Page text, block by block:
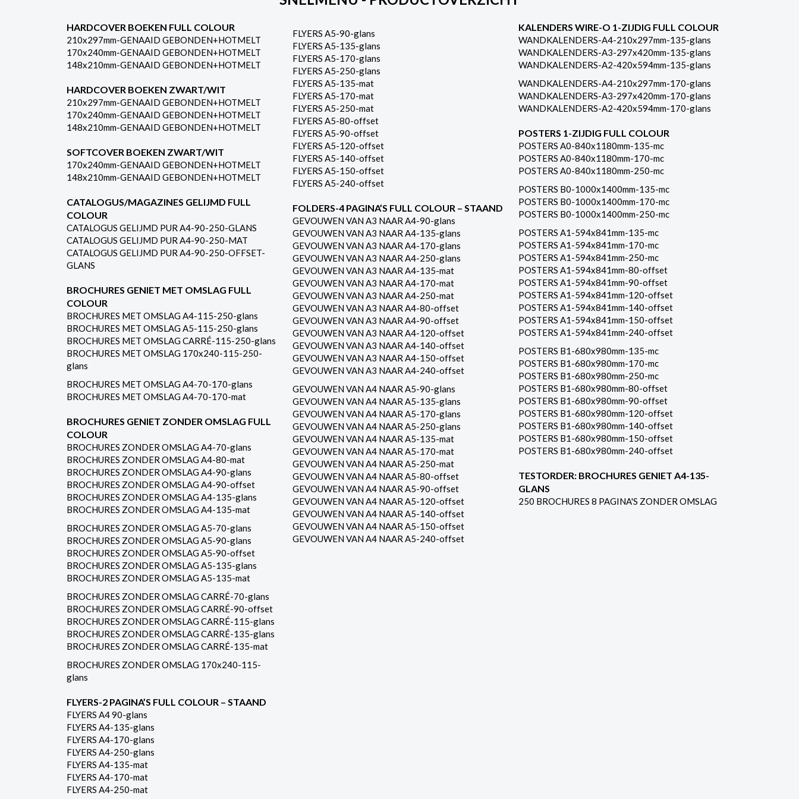
HARDCOVER BOEKEN FULL COLOUR
210x297mm-GENAAID GEBONDEN+HOTMELT
170x240mm-GENAAID GEBONDEN+HOTMELT
148x210mm-GENAAID GEBONDEN+HOTMELT
HARDCOVER BOEKEN ZWART/WIT
210x297mm-GENAAID GEBONDEN+HOTMELT
170x240mm-GENAAID GEBONDEN+HOTMELT
148x210mm-GENAAID GEBONDEN+HOTMELT
SOFTCOVER BOEKEN ZWART/WIT
170x240mm-GENAAID GEBONDEN+HOTMELT
148x210mm-GENAAID GEBONDEN+HOTMELT
CATALOGUS/MAGAZINES GELIJMD FULL
COLOUR
CATALOGUS GELIJMD PUR A4-90-250-GLANS
CATALOGUS GELIJMD PUR A4-90-250-MAT
CATALOGUS GELIJMD PUR A4-90-250-OFFSET-
GLANS
BROCHURES GENIET MET OMSLAG FULL
COLOUR
BROCHURES MET OMSLAG A4-115-250-glans
BROCHURES MET OMSLAG A5-115-250-glans
BROCHURES MET OMSLAG CARRÉ-115-250-glans
BROCHURES MET OMSLAG 170x240-115-250-
glans
BROCHURES MET OMSLAG A4-70-170-glans
BROCHURES MET OMSLAG A4-70-170-mat
BROCHURES GENIET ZONDER OMSLAG FULL
COLOUR
BROCHURES ZONDER OMSLAG A4-70-glans
BROCHURES ZONDER OMSLAG A4-80-mat
BROCHURES ZONDER OMSLAG A4-90-glans
BROCHURES ZONDER OMSLAG A4-90-offset
BROCHURES ZONDER OMSLAG A4-135-glans
BROCHURES ZONDER OMSLAG A4-135-mat
BROCHURES ZONDER OMSLAG A5-70-glans
BROCHURES ZONDER OMSLAG A5-90-glans
BROCHURES ZONDER OMSLAG A5-90-offset
BROCHURES ZONDER OMSLAG A5-135-glans
BROCHURES ZONDER OMSLAG A5-135-mat
BROCHURES ZONDER OMSLAG CARRÉ-70-glans
BROCHURES ZONDER OMSLAG CARRÉ-90-offset
BROCHURES ZONDER OMSLAG CARRÉ-115-glans
BROCHURES ZONDER OMSLAG CARRÉ-135-glans
BROCHURES ZONDER OMSLAG CARRÉ-135-mat
BROCHURES ZONDER OMSLAG 170x240-115-
glans
FLYERS-2 PAGINA’S FULL COLOUR – STAAND
FLYERS A4 90-glans
FLYERS A4-135-glans
FLYERS A4-170-glans
FLYERS A4-250-glans
FLYERS A4-135-mat
FLYERS A4-170-mat
FLYERS A4-250-mat
FLYERS A5-90-glans
FLYERS A5-135-glans
FLYERS A5-170-glans
FLYERS A5-250-glans
FLYERS A5-135-mat
FLYERS A5-170-mat
FLYERS A5-250-mat
FLYERS A5-80-offset
FLYERS A5-90-offset
FLYERS A5-120-offset
FLYERS A5-140-offset
FLYERS A5-150-offset
FLYERS A5-240-offset
FOLDERS-4 PAGINA’S FULL COLOUR – STAAND
GEVOUWEN VAN A3 NAAR A4-90-glans
GEVOUWEN VAN A3 NAAR A4-135-glans
GEVOUWEN VAN A3 NAAR A4-170-glans
GEVOUWEN VAN A3 NAAR A4-250-glans
GEVOUWEN VAN A3 NAAR A4-135-mat
GEVOUWEN VAN A3 NAAR A4-170-mat
GEVOUWEN VAN A3 NAAR A4-250-mat
GEVOUWEN VAN A3 NAAR A4-80-offset
GEVOUWEN VAN A3 NAAR A4-90-offset
GEVOUWEN VAN A3 NAAR A4-120-offset
GEVOUWEN VAN A3 NAAR A4-140-offset
GEVOUWEN VAN A3 NAAR A4-150-offset
GEVOUWEN VAN A3 NAAR A4-240-offset
GEVOUWEN VAN A4 NAAR A5-90-glans
GEVOUWEN VAN A4 NAAR A5-135-glans
GEVOUWEN VAN A4 NAAR A5-170-glans
GEVOUWEN VAN A4 NAAR A5-250-glans
GEVOUWEN VAN A4 NAAR A5-135-mat
GEVOUWEN VAN A4 NAAR A5-170-mat
GEVOUWEN VAN A4 NAAR A5-250-mat
GEVOUWEN VAN A4 NAAR A5-80-offset
GEVOUWEN VAN A4 NAAR A5-90-offset
GEVOUWEN VAN A4 NAAR A5-120-offset
GEVOUWEN VAN A4 NAAR A5-140-offset
GEVOUWEN VAN A4 NAAR A5-150-offset
GEVOUWEN VAN A4 NAAR A5-240-offset
KALENDERS WIRE-O 1-ZIJDIG FULL COLOUR
WANDKALENDERS-A4-210x297mm-135-glans
WANDKALENDERS-A3-297x420mm-135-glans
WANDKALENDERS-A2-420x594mm-135-glans
WANDKALENDERS-A4-210x297mm-170-glans
WANDKALENDERS-A3-297x420mm-170-glans
WANDKALENDERS-A2-420x594mm-170-glans
POSTERS 1-ZIJDIG FULL COLOUR
POSTERS A0-840x1180mm-135-mc
POSTERS A0-840x1180mm-170-mc
POSTERS A0-840x1180mm-250-mc
POSTERS B0-1000x1400mm-135-mc
POSTERS B0-1000x1400mm-170-mc
POSTERS B0-1000x1400mm-250-mc
POSTERS A1-594x841mm-135-mc
POSTERS A1-594x841mm-170-mc
POSTERS A1-594x841mm-250-mc
POSTERS A1-594x841mm-80-offset
POSTERS A1-594x841mm-90-offset
POSTERS A1-594x841mm-120-offset
POSTERS A1-594x841mm-140-offset
POSTERS A1-594x841mm-150-offset
POSTERS A1-594x841mm-240-offset
POSTERS B1-680x980mm-135-mc
POSTERS B1-680x980mm-170-mc
POSTERS B1-680x980mm-250-mc
POSTERS B1-680x980mm-80-offset
POSTERS B1-680x980mm-90-offset
POSTERS B1-680x980mm-120-offset
POSTERS B1-680x980mm-140-offset
POSTERS B1-680x980mm-150-offset
POSTERS B1-680x980mm-240-offset
TESTORDER: BROCHURES GENIET A4-135-
GLANS
250 BROCHURES 8 PAGINA'S ZONDER OMSLAG